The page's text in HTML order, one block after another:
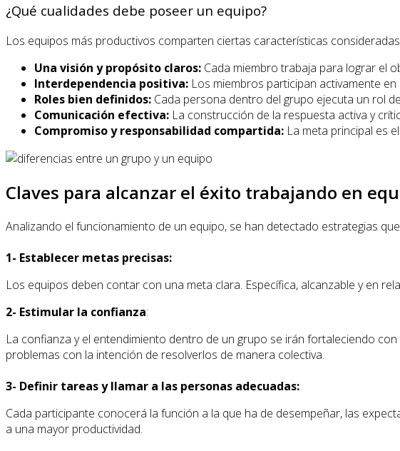
¿Qué cualidades debe poseer un equipo?
Los equipos más productivos comparten ciertas características
Una visión y propósito claros: Cada miembro trabaja para lograr el
Interdependencia positiva: Los miembros participan activamente
Roles bien definidos: Cada persona dentro del grupo ejecuta un rol
Comunicación efectiva: La construcción de la respuesta activa y
Compromiso y responsabilidad compartida: La meta principal es
Claves para alcanzar el éxito trabajando en
Analizando el funcionamiento de un equipo, se han detectado estrategias
1- Establecer metas precisas:
Los equipos deben contar con una meta clara. Específica, alcanzable y en
2- Estimular la confianza:
La confianza y el entendimiento dentro de un grupo se irán fortaleciendo
problemas con la intención de resolverlos de manera colectiva.
3- Definir tareas y llamar a las personas adecuadas:
Cada participante conocerá la función a la que ha de desempeñar, las
a una mayor productividad.